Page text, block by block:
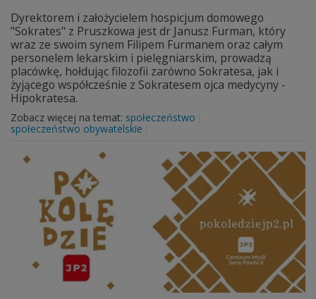
Dyrektorem i założycielem hospicjum domowego
"Sokrates" z Pruszkowa jest dr Janusz Furman, który
wraz ze swoim synem Filipem Furmanem oraz całym
personelem lekarskim i pielęgniarskim, prowadzą
placówkę, hołdując filozofii zarówno Sokratesa, jak i
żyjącego współcześnie z Sokratesem ojca medycyny -
Hipokratesa.
Zobacz więcej na temat: społeczeństwo
społeczeństwo obywatelskie